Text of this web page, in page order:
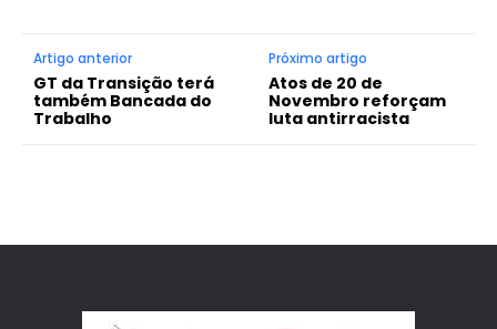
Artigo anterior
GT da Transição terá
também Bancada do
Trabalho
Próximo artigo
Atos de 20 de
Novembro reforçam
luta antirracista